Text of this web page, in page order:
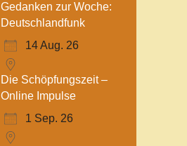
Gedanken zur Woche:
Deutschlandfunk
14 Aug. 26
Die Schöpfungszeit –
Online Impulse
1 Sep. 26